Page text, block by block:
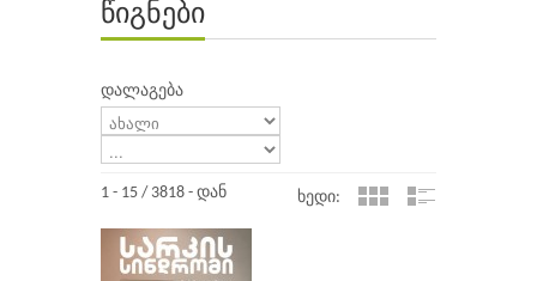
ავტორებიწიგნები
დალაგება
1 - 15 / 3818 - დან ხედი: